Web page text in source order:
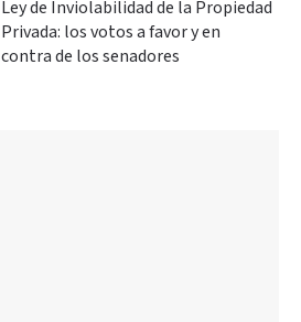
Ley de Inviolabilidad de la Propiedad
Privada: los votos a favor y en
contra de los senadores